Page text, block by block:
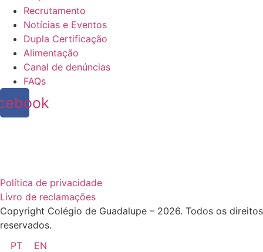
Recrutamento
Notícias e Eventos
Dupla Certificação
Alimentação
Canal de denúncias
FAQs
Política de privacidade
Livro de reclamações
Copyright Colégio de Guadalupe – 2026. Todos os direitos
reservados.
PT
EN